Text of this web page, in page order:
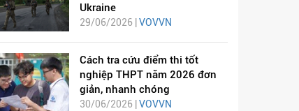
Ukraine
29/06/2026 | VOVVN
Cách tra cứu điểm thi tốt
nghiệp THPT năm 2026 đơn
giản, nhanh chóng
30/06/2026 | VOVVN